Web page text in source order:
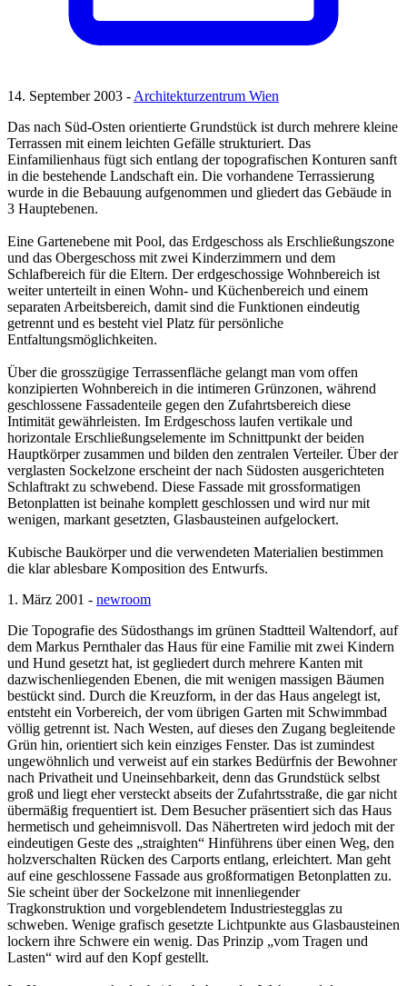
14. September 2003 -Architekturzentrum Wien
Das nach Süd-Osten orientierte Grundstück ist durch mehrere kleine
Terrassen mit einem leichten Gefälle strukturiert. Das
Einfamilienhaus fügt sich entlang der topografischen Konturen sanft
in die bestehende Landschaft ein. Die vorhandene Terrassierung
wurde in die Bebauung aufgenommen und gliedert das Gebäude in
3 Hauptebenen.
Eine Gartenebene mit Pool, das Erdgeschoss als Erschließungszone
und das Obergeschoss mit zwei Kinderzimmern und dem
Schlafbereich für die Eltern. Der erdgeschossige Wohnbereich ist
weiter unterteilt in einen Wohn- und Küchenbereich und einem
separaten Arbeitsbereich, damit sind die Funktionen eindeutig
getrennt und es besteht viel Platz für persönliche
Entfaltungsmöglichkeiten.
Über die grosszügige Terrassenfläche gelangt man vom offen
konzipierten Wohnbereich in die intimeren Grünzonen, während
geschlossene Fassadenteile gegen den Zufahrtsbereich diese
Intimität gewährleisten. Im Erdgeschoss laufen vertikale und
horizontale Erschließungselemente im Schnittpunkt der beiden
Hauptkörper zusammen und bilden den zentralen Verteiler. Über der
verglasten Sockelzone erscheint der nach Südosten ausgerichteten
Schlaftrakt zu schwebend. Diese Fassade mit grossformatigen
Betonplatten ist beinahe komplett geschlossen und wird nur mit
wenigen, markant gesetzten, Glasbausteinen aufgelockert.
Kubische Baukörper und die verwendeten Materialien bestimmen
die klar ablesbare Komposition des Entwurfs.
1. März 2001 - newroom
Die Topografie des Südosthangs im grünen Stadtteil Waltendorf, auf
dem Markus Pernthaler das Haus für eine Familie mit zwei Kindern
und Hund gesetzt hat, ist gegliedert durch mehrere Kanten mit
dazwischenliegenden Ebenen, die mit wenigen massigen Bäumen
bestückt sind. Durch die Kreuzform, in der das Haus angelegt ist,
entsteht ein Vorbereich, der vom übrigen Garten mit Schwimmbad
völlig getrennt ist. Nach Westen, auf dieses den Zugang begleitende
Grün hin, orientiert sich kein einziges Fenster. Das ist zumindest
ungewöhnlich und verweist auf ein starkes Bedürfnis der Bewohner
nach Privatheit und Uneinsehbarkeit, denn das Grundstück selbst
groß und liegt eher versteckt abseits der Zufahrtsstraße, die gar nicht
übermäßig frequentiert ist. Dem Besucher präsentiert sich das Haus
hermetisch und geheimnisvoll. Das Nähertreten wird jedoch mit der
eindeutigen Geste des „straighten“ Hinführens über einen Weg, den
holzverschalten Rücken des Carports entlang, erleichtert. Man geht
auf eine geschlossene Fassade aus großformatigen Betonplatten zu.
Sie scheint über der Sockelzone mit innenliegender
Tragkonstruktion und vorgeblendetem Industriestegglas zu
schweben. Wenige grafisch gesetzte Lichtpunkte aus Glasbausteinen
lockern ihre Schwere ein wenig. Das Prinzip „vom Tragen und
Lasten“ wird auf den Kopf gestellt.